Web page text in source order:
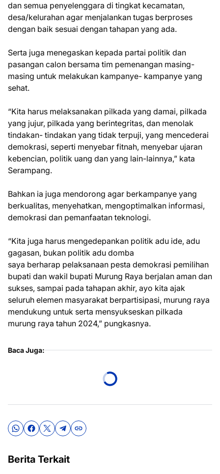
dan semua penyelenggara di tingkat kecamatan,
desa/kelurahan agar menjalankan tugas berproses
dengan baik sesuai dengan tahapan yang ada.
Serta juga menegaskan kepada partai politik dan
pasangan calon bersama tim pemenangan masing-
masing untuk melakukan kampanye- kampanye yang
sehat.
“Kita harus melaksanakan pilkada yang damai, pilkada
yang jujur, pilkada yang berintegritas, dan menolak
tindakan- tindakan yang tidak terpuji, yang mencederai
demokrasi, seperti menyebar fitnah, menyebar ujaran
kebencian, politik uang dan yang lain-lainnya,” kata
Serampang.
Bahkan ia juga mendorong agar berkampanye yang
berkualitas, menyehatkan, mengoptimalkan informasi,
demokrasi dan pemanfaatan teknologi.
“Kita juga harus mengedepankan politik adu ide, adu
gagasan, bukan politik adu domba
saya berharap pelaksanaan pesta demokrasi pemilihan
bupati dan wakil bupati Murung Raya berjalan aman dan
sukses, sampai pada tahapan akhir, ayo kita ajak
seluruh elemen masyarakat berpartisipasi, murung raya
mendukung untuk serta mensyukseskan pilkada
murung raya tahun 2024,” pungkasnya.
Baca Juga:
Berita Terkait